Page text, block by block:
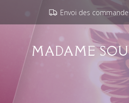
Envoi des
MADAME